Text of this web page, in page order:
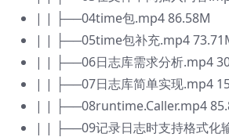
| | ├──04time包.mp4 86.58M
| | ├──05time包补充.mp4
| | ├──06日志库需求分析.mp4
| | ├──07日志库简单实现.mp4
| | ├──08runtime.Caller.mp4
| | ├──09记录日志时支持格式化